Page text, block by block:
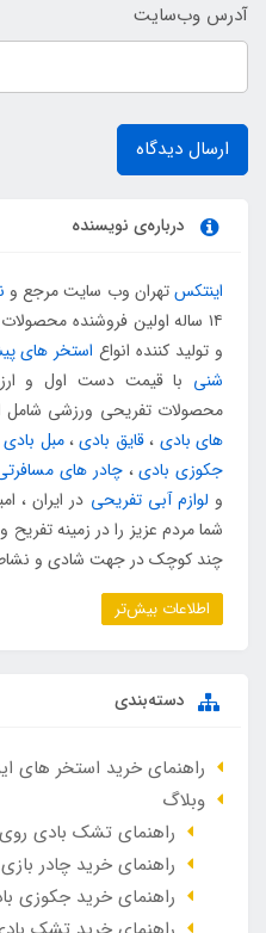
آدرس وب‌سایت
ارسال دیدگاه
درباره‌ی نویسنده
اینتکستهران وب سایت مرجع و
۱۴ ساله اولین فروشنده
و تولید کننده انواع استخر های
شنی
محصولات تفریحی ورزشی شامل
های بادی ،قایق بادی،مبل بادی
جکوزی بادی،چادر های
و لوازم آبی تفریحی در ایران ،
شما مردم عزیز را در زمینه
چند کوچک در جهت شادی و نشاط
اطلاعات بیش‌تر
دسته‌بندی
راهنمای خرید استخر های
وبلاگ
راهنمای تشک بادی
راهنمای خرید چادر
راهنمای خرید جکوزی